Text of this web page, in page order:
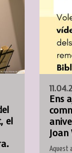
el
Ens
Joan
Aquest